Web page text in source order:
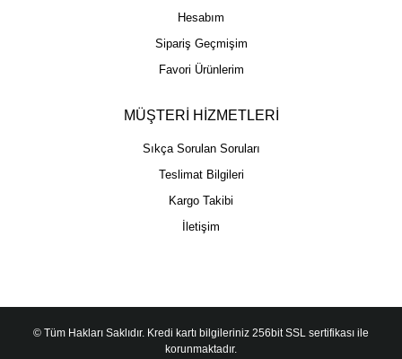
Hesabım
Sipariş Geçmişim
Favori Ürünlerim
MÜŞTERİ HİZMETLERİ
Sıkça Sorulan Soruları
Teslimat Bilgileri
Kargo Takibi
İletişim
© Tüm Hakları Saklıdır. Kredi kartı bilgileriniz 256bit SSL sertifikası ile
korunmaktadır.